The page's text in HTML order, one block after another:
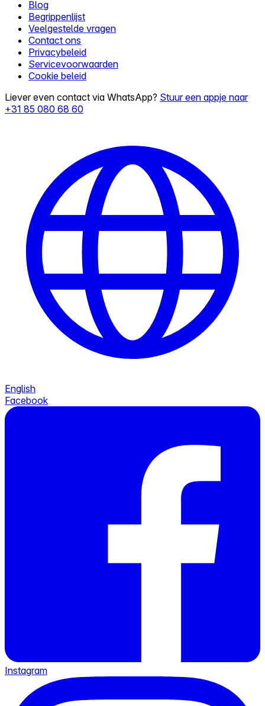
Blog
Begrippenlijst
Veelgestelde vragen
Contact ons
Privacybeleid
Servicevoorwaarden
Cookie beleid
Liever even contact via WhatsApp? Stuur een appje naar
+31 85 080 68 60
English
Facebook
Instagram